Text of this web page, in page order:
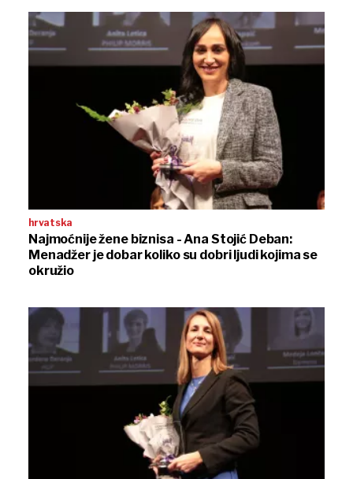
hrvatska
Najmoćnije žene biznisa - Ana Stojić Deban:
Menadžer je dobar koliko su dobri ljudi kojima se
okružio